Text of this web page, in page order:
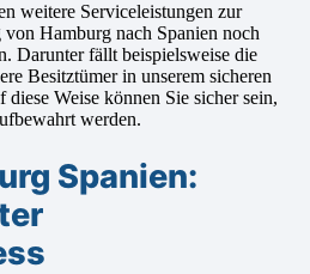
weitere Serviceleistungen zur
Hamburg nach Spanien noch
Darunter fällt beispielsweise die
Besitztümer in unserem sicheren
Weise können Sie sicher sein,
werden.
Spanien: